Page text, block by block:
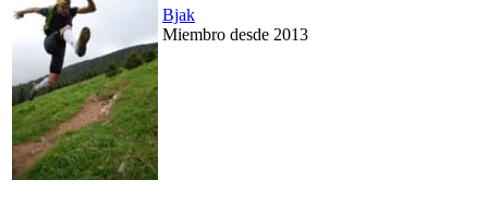
Bjak
Miembro desde 2013